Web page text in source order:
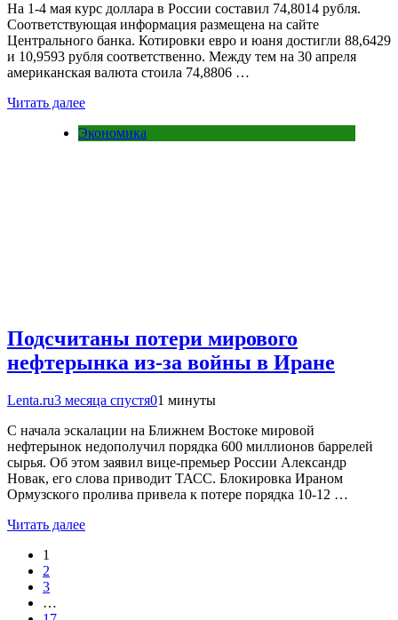
На 1-4 мая курс доллара в России составил 74,8014 рубля.
Соответствующая информация размещена на сайте
Центрального банка. Котировки евро и юаня достигли 88,6429
и 10,9593 рубля соответственно. Между тем на 30 апреля
американская валюта стоила 74,8806 …
Читать далее
Экономика
Подсчитаны потери мирового
нефтерынка из-за войны в Иране
Lenta.ru3 месяца спустя01 минуты
С начала эскалации на Ближнем Востоке мировой
нефтерынок недополучил порядка 600 миллионов баррелей
сырья. Об этом заявил вице-премьер России Александр
Новак, его слова приводит ТАСС. Блокировка Ираном
Ормузского пролива привела к потере порядка 10-12 …
Читать далее
1
2
3
…